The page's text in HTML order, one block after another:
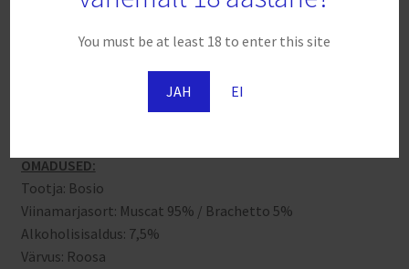
You must be at least 18 to enter this site
JAH EI
OMADUSED:
Tootja: Bosio
Viinamarjasort: Muscat 95% / Brachetto 5%
Alkoholisisaldus: 7,5%
Värvus: Roosa